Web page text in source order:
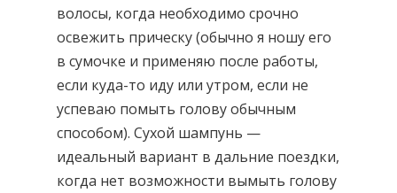
волосы, когда необходимо срочно
освежить прическу (обычно я ношу его
в сумочке и применяю после работы,
если куда-то иду или утром, если не
успеваю помыть голову обычным
способом). Сухой шампунь —
идеальный вариант в дальние поездки,
когда нет возможности вымыть голову